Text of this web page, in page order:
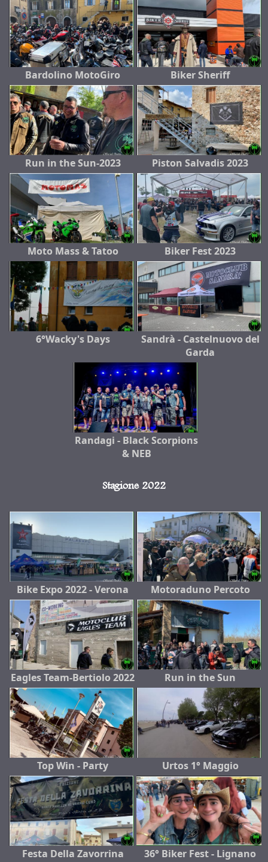
Bardolino MotoGiro Biker Sheriff
Run in the Sun-2023 Piston Salvadis 2023
Moto Mass & Tatoo Biker Fest 2023
6°Wacky's Days
Sandrà - Castelnuovo del
Garda
Randagi - Black Scorpions
& NEB
Stagione 2022
Bike Expo 2022 - Verona Motoraduno Percoto
Eagles Team-Bertiolo 2022 Run in the Sun
Top Win - Party Urtos 1° Maggio
Festa Della Zavorrina 36° Biker Fest - Lignano